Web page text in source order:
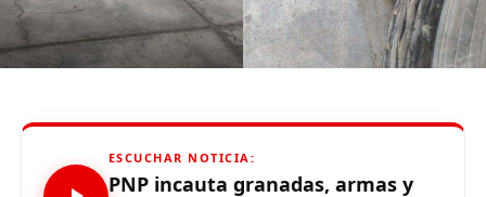
#Peruanadas
«El Canal Chalaco del Bicentenario»
Source link ESCUCHAR NOTICIA:
PNP incauta granadas, armas y